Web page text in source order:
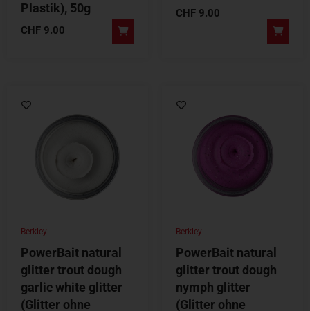
Plastik), 50g
CHF 9.00
CHF 9.00
Berkley
PowerBait natural
glitter trout dough
garlic white glitter
(Glitter ohne
Berkley
PowerBait natural
glitter trout dough
nymph glitter
(Glitter ohne